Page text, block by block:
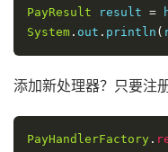
PayResult result =
System . out . println (
添加新处理器？只要注
PayHandlerFactory .